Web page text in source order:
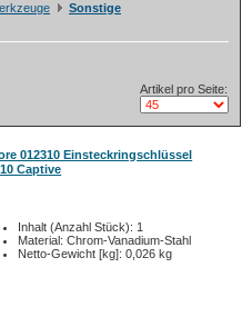
Sonstige
Artikel pro Seite:
012310 Einsteckringschlüssel
Captive
Inhalt (Anzahl Stück): 1
Material: Chrom-Vanadium-Stahl
Netto-Gewicht [kg]: 0,026 kg